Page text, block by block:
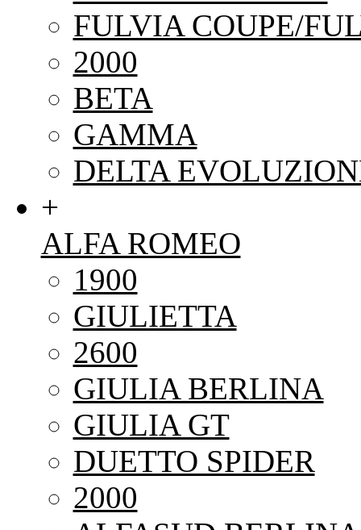
FULVIA COUPE/
2000
BETA
GAMMA
DELTA
+
ALFA ROMEO
1900
GIULIETTA
2600
GIULIA BERLINA
GIULIA GT
DUETTO SPIDER
2000